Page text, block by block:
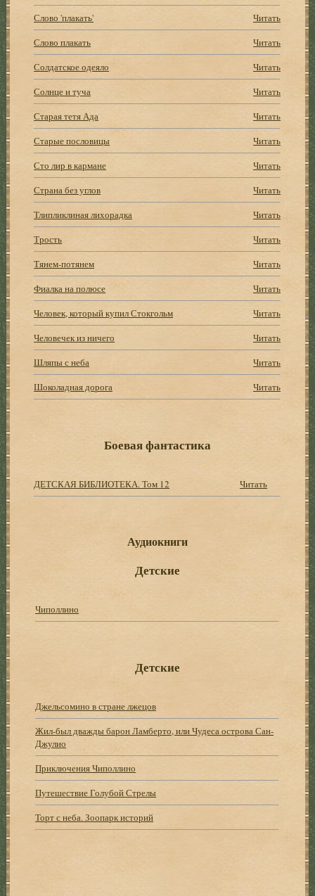
Слово 'плакать'
Читать
Слово плакать
Читать
Солдатское одеяло
Читать
Солнце и туча
Читать
Старая тетя Ада
Читать
Старые пословицы
Читать
Сто лир в кармане
Читать
Страна без углов
Читать
Тлипликлиная лихорадка
Читать
Трость
Читать
Тянем-потянем
Читать
Фиалка на полюсе
Читать
Человек, который купил Стокгольм
Читать
Человечек из ничего
Читать
Шляпы с неба
Читать
Шоколадная дорога
Читать
Боевая фантастика
ДЕТСКАЯ БИБЛИОТЕКА. Том 12 Читать
Аудиокниги
Детские
Чиполлино
Детские
Джельсомино в стране лжецов
Жил-был дважды барон Ламберто, или Чудеса острова Сан-
Джулио
Приключения Чиполлино
Путешествие Голубой Стрелы
Торт с неба. Зоопарк историй